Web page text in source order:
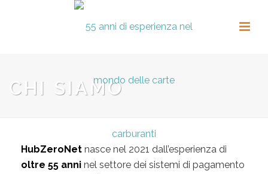
CHI SIAMO
HubZeroNet nasce nel 2021 dall’esperienza di
oltre 55 anni nel settore dei sistemi di pagamento